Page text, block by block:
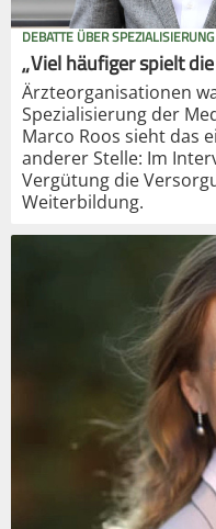
DEBATTE ÜBER
„Viel häufiger spielt
Ärzteorganisationen
Spezialisierung der
Marco Roos sieht das
anderer Stelle: Im
Vergütung die
Weiterbildung.